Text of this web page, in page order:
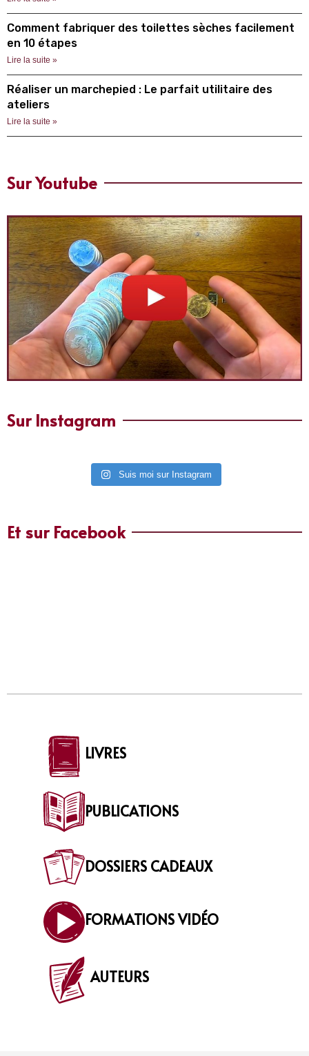
Comment fabriquer des toilettes sèches facilement
en 10 étapes
Lire la suite »
Réaliser un marchepied : Le parfait utilitaire des
ateliers
Lire la suite »
Sur Youtube
Sur Instagram
Suis moi sur Instagram
Et sur Facebook
LIVRES
PUBLICATIONS
DOSSIERS CADEAUX
FORMATIONS VIDÉO
AUTEURS